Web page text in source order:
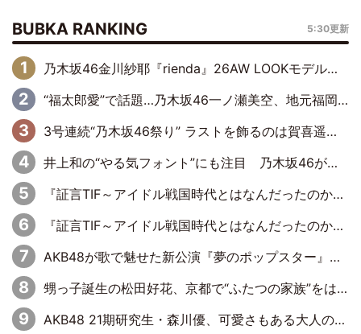
BUBKA RANKING 5:30更新
乃木坂46金川紗耶『rienda』26AW LOOKモデルに就任
“福太郎愛”で話題…乃木坂46一ノ瀬美空、地元福岡『めんべい25周年トップサポーター』に就任
3号連続“乃木坂46祭り” ラストを飾るのは賀喜遥香…5年ぶりの登場に「5年分大人になった私を見ていただけたら」
井上和の“やる気フォント”にも注目 乃木坂46が挑んだ書道パフォーマンスの舞台裏
『証言TIF～アイドル戦国時代とはなんだったのか～』第6回：でんぱ組.inc・古川未鈴×相沢梨紗「『ハロプロやりたかったな』って言ったら、夢眠ねむさんに『てめえはでんぱ組．incなんだよ！』って肩パンされて(笑)」
『証言TIF～アイドル戦国時代とはなんだったのか～』第11回：私立恵比寿中学・真山りか×安本彩花「TIFで10年ぶりのキョンシーメイクをしたら、場を完全に引かせてしまって。時代が変わったんだなって」
AKB48が歌で魅せた新公演『夢のポップスター』 初日から全身全霊のステージ
甥っ子誕生の松田好花、京都で“ふたつの家族”をはしご！ “母”黒谷友香に見送られ、“父”松岡昌宏とはハシゴ酒
AKB48 21期研究生・森川優、可愛さもある大人の女性に